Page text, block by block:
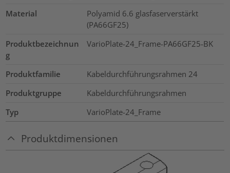
Material
Polyamid 6.6 glasfaserverstärkt
(PA66GF25)
Produktbezeichnun
g
VarioPlate-24_Frame-PA66GF25-BK
Produktfamilie
Kabeldurchführungsrahmen 24
Produktgruppe
Kabeldurchführungsrahmen
Typ
VarioPlate-24_Frame
Produktdimensionen